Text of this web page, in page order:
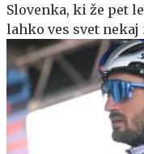
Slovenka, ki že pet
lahko ves svet nekaj